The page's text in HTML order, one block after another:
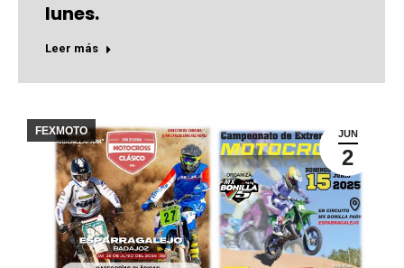
lunes.
Leer más
JUN
2
FEXMOTO